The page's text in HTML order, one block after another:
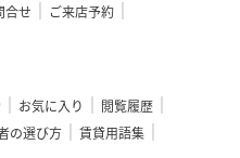
合せ
ご来店予約
お気に入り
閲覧履歴
の選び方
賃貸用語集